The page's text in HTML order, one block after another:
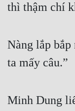
thì thậm chí
Nàng lắp
ta mấy câu.”
Minh Dung